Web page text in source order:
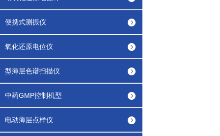
便携式测振仪
氧化还原电位仪
型薄层色谱扫描仪
中药GMP控制机型
电动薄层点样仪